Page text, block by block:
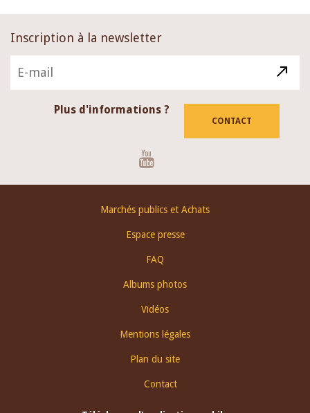
Inscription à la newsletter
Plus d'informations ?
CONTACT
Marchés publics et Achats
Espace presse
FAQ
Albums photos
Vidéos
Mentions légales
Plan du site
Contact